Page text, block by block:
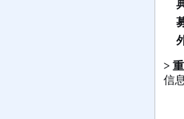
>
信